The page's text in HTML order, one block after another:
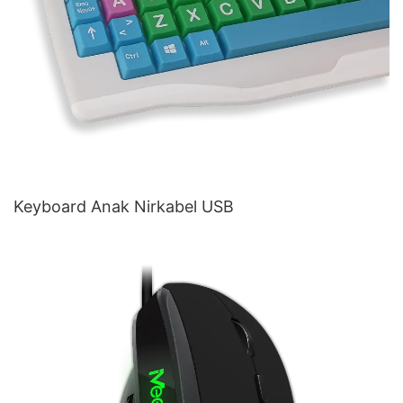
Keyboard Anak Nirkabel USB